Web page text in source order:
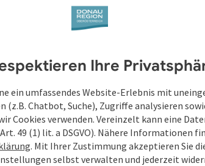
Ihre
ein umfassendes Website-Erlebnis mit
(z.B. Chatbot, Suche), Zugriffe analysieren
Cookies verwenden. Vereinzelt kann eine
49 (1) lit. a DSGVO). Nähere Informationen
. Mit Ihrer Zustimmung akzeptieren Sie
selbst verwalten und jederzeit